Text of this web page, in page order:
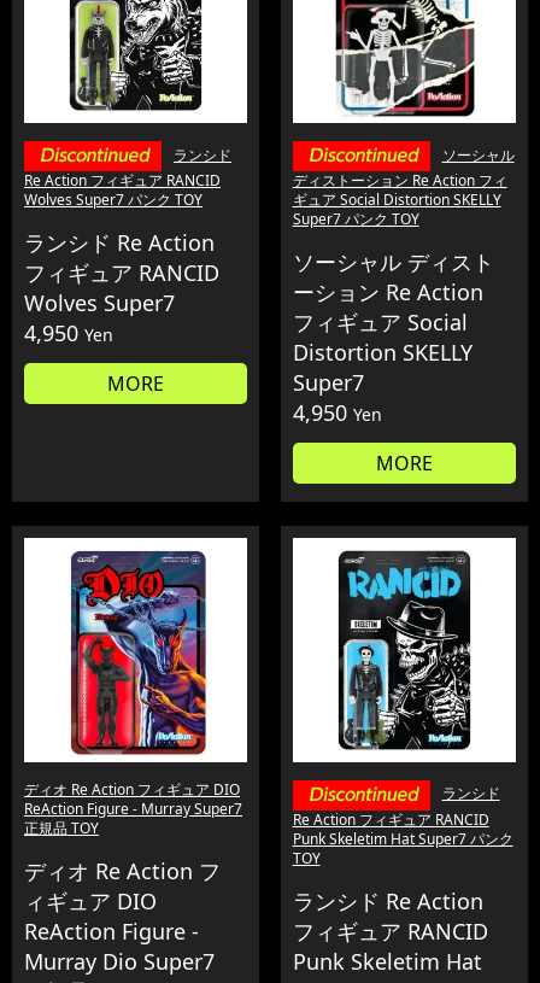
ランシド
Re Action フィギュア RANCID
Wolves Super7 パンク TOY
ランシド Re Action
フィギュア RANCID
Wolves Super7
4,950 Yen
MORE
ソーシャル
ディストーション Re Action フィ
ギュア Social Distortion SKELLY
Super7 パンク TOY
ソーシャル ディスト
ーション Re Action
フィギュア Social
Distortion SKELLY
Super7
4,950 Yen
MORE
ディオ Re Action フィギュア DIO
ReAction Figure - Murray Super7
正規品 TOY
ディオ Re Action フ
ィギュア DIO
ReAction Figure -
Murray Dio Super7
ランシド
Re Action フィギュア RANCID
Punk Skeletim Hat Super7 パンク
TOY
ランシド Re Action
フィギュア RANCID
Punk Skeletim Hat